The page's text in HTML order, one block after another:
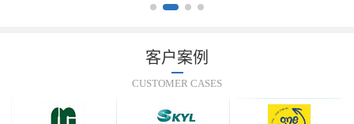
客户案例
CUSTOMER CASES